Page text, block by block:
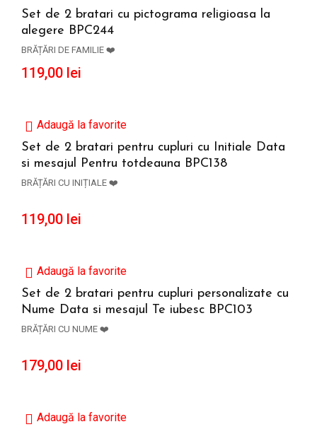
Set de 2 bratari cu pictograma religioasa la
alegere BPC244
BRĂȚĂRI DE FAMILIE ❤️
119,00 lei
Adaugă la favorite
Set de 2 bratari pentru cupluri cu Initiale Data
si mesajul Pentru totdeauna BPC138
BRĂȚĂRI CU INIȚIALE ❤️
119,00 lei
Adaugă la favorite
Set de 2 bratari pentru cupluri personalizate cu
Nume Data si mesajul Te iubesc BPC103
BRĂȚĂRI CU NUME ❤️
179,00 lei
Adaugă la favorite